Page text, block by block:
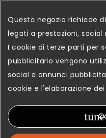
Questo negozio richiede
legati a prestazioni,
I cookie di terze parti per
pubblicitario vengono
social e annunci
cookie e l'elaborazione
tune